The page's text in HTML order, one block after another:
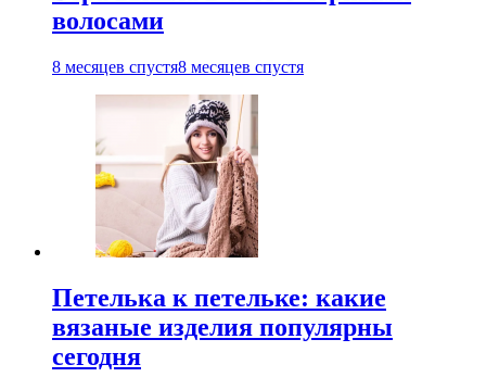
волосами
8 месяцев спустя8 месяцев спустя
Петелька к петельке: какие
вязаные изделия популярны
сегодня